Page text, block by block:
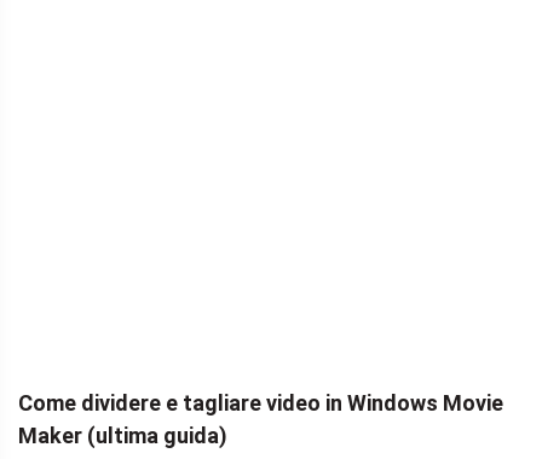
Come dividere e tagliare video in Windows Movie
Maker (ultima guida)